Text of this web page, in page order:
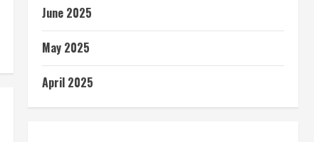
June 2025
May 2025
April 2025